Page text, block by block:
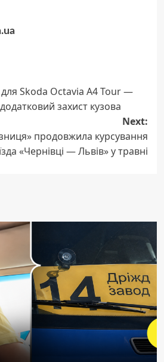
Skoda Octavia A4 Tour —
захист кузова
Next:
продовжила курсування
«Чернівці — Львів» у травні